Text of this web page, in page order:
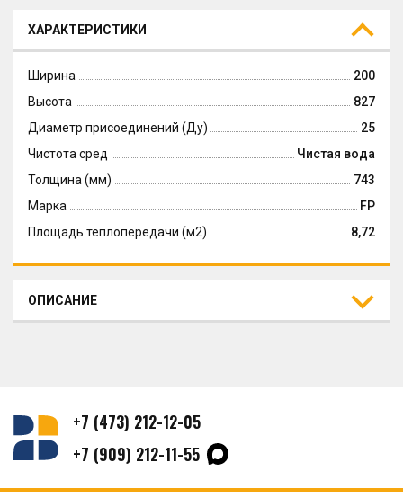
ХАРАКТЕРИСТИКИ
Ширина
200
Высота
827
Диаметр присоединений (Ду)
25
Чистота сред
Чистая вода
Толщина (мм)
743
Марка
FP
Площадь теплопередачи (м2)
8,72
ОПИСАНИЕ
+7 (473) 212-12-05
+7 (909) 212-11-55